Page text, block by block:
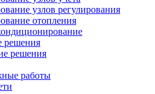
узлов регулирования
отопления
решения
решения
работы